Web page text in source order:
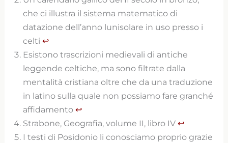
che ci illustra il sistema matematico di
datazione dell’anno lunisolare in uso presso i
celti↩︎
Esistono trascrizioni medievali di antiche
leggende celtiche, ma sono filtrate dalla
mentalità cristiana oltre che da una traduzione
in latino sulla quale non possiamo fare granché
affidamento↩︎
Strabone, Geografia, volume II, libro IV↩︎
I testi di Posidonio li conosciamo proprio grazie